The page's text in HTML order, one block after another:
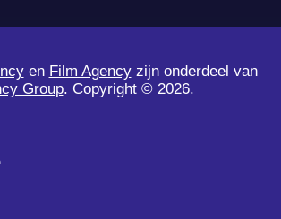
en Film Agencyzijn onderdeel van
Group. Copyright © 2026.